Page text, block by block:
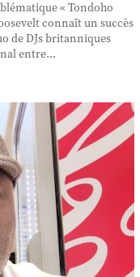
« Tondoho
connaît un succès
de DJs britanniques
entre...